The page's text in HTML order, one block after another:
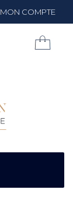
MON COMPTE